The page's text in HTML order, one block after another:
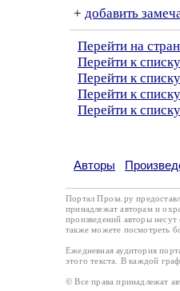
+ добавить
Перейти на
Перейти к
Перейти к
Перейти к
Перейти к
Авторы
Портал Проза.ру
принадлежат авторам и
произведений авторы несут
также можете посмотреть
Ежедневная аудитория
этого текста. В каждой
© Все права принадлежат